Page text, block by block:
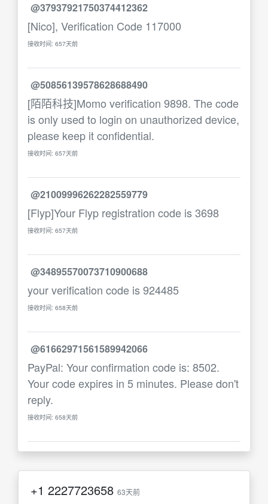
@37937921750374412362
[Nico], Verification Code 117000
接收时间: 657天前
@50856139578628688490
[陌陌科技]Momo verification 9898. The code
is only used to login on unauthorized device,
please keep it confidential.
接收时间: 657天前
@21009996262282559779
[Flyp]Your Flyp registration code is 3698
接收时间: 657天前
@34895570073710900688
your verification code is 924485
接收时间: 658天前
@61662971561589942066
PayPal: Your confirmation code is: 8502.
Your code expires in 5 minutes. Please don't
reply.
接收时间: 658天前
+1 2227723658 63天前